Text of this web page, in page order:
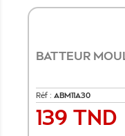
BATTEUR
Réf : ABM11A30
Prix
139 TND